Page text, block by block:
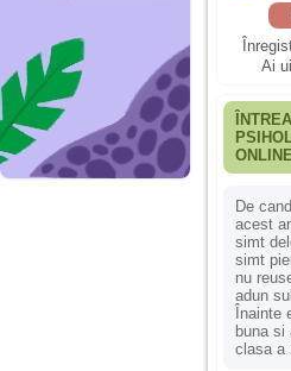
Ai
ONLINE
De
acest
simt
simt
nu
adun
Înainte
buna si
clasa a